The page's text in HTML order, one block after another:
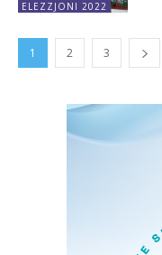
ELEZZJONI 2022
1 2 3